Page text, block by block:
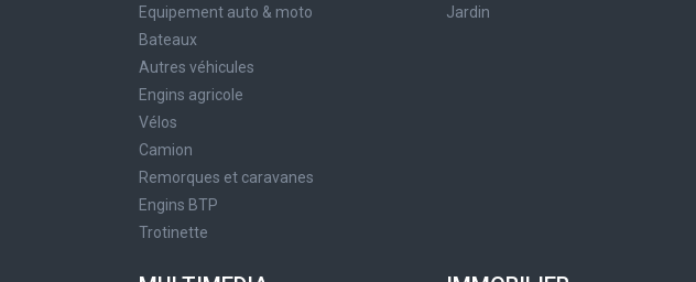
Equipement auto & moto
Bateaux
Autres véhicules
Engins agricole
Vélos
Camion
Remorques et caravanes
Engins BTP
Trotinette
Jardin